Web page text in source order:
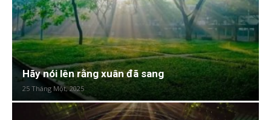
Hãy nói lên rằng xuân đã sang
25 Tháng Một, 2025